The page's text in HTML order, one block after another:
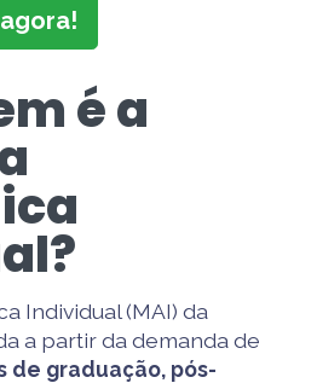
é a
Individual (MAI) da
a partir da demanda de
de graduação, pós-